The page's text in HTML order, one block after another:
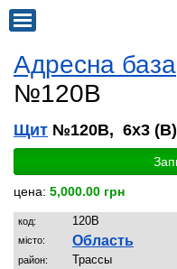
Адресна база
№120B
Щит №120B, 6x3 (B)
цена: 5,000.00 грн
код: 120B
місто: Область
район: Трассы